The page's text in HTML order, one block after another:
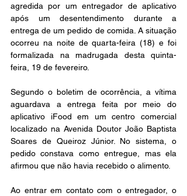
agredida por um entregador de aplicativo
após um desentendimento durante a
entrega de um pedido de comida. A situação
ocorreu na noite de quarta-feira (18) e foi
formalizada na madrugada desta quinta-
feira, 19 de fevereiro.
Segundo o boletim de ocorrência, a vítima
aguardava a entrega feita por meio do
aplicativo iFood em um centro comercial
localizado na Avenida Doutor João Baptista
Soares de Queiroz Júnior. No sistema, o
pedido constava como entregue, mas ela
afirmou que não havia recebido o alimento.
Ao entrar em contato com o entregador, o